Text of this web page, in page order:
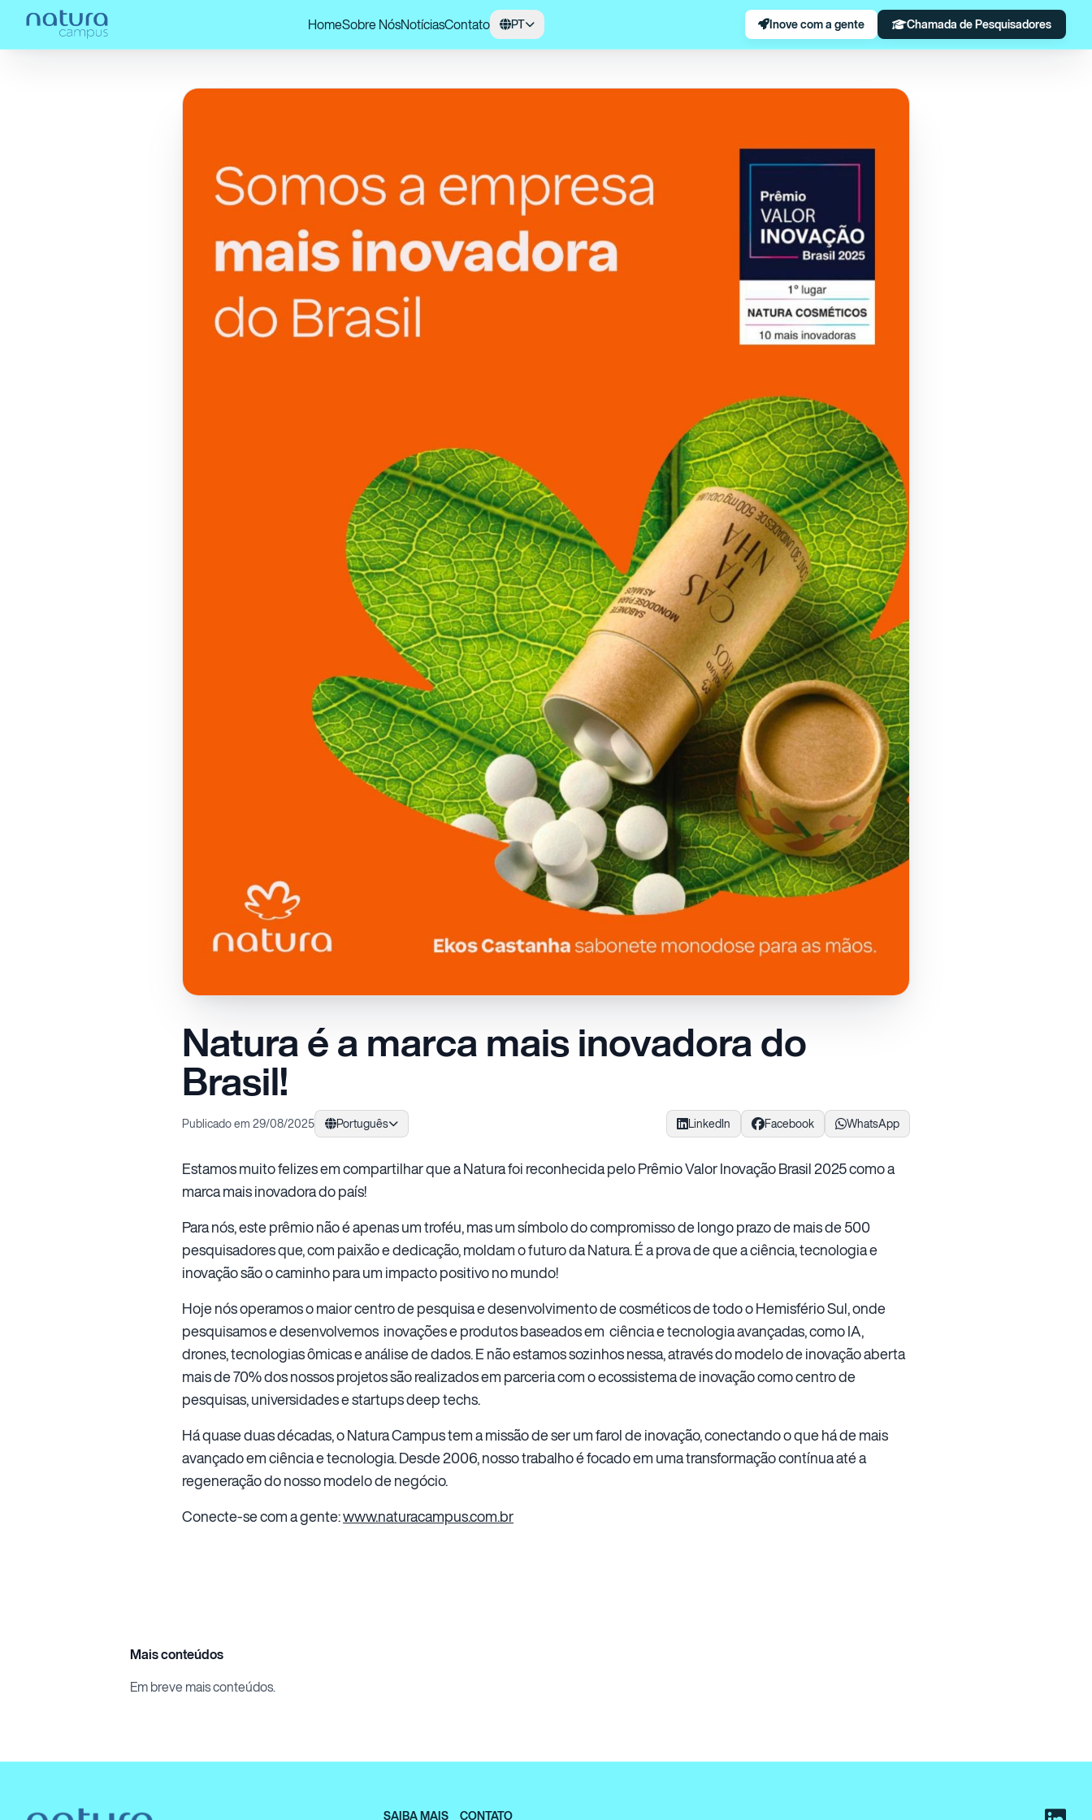
HomeSobre NósNotíciasContato PT Inove com a gente Chamada de Pesquisadores
Natura é a marca mais inovadora do
Brasil!
Publicado em 29/08/2025 Português LinkedIn Facebook WhatsApp
Estamos muito felizes em compartilhar que a Natura foi reconhecida pelo Prêmio Valor Inovação Brasil 2025 como a
marca mais inovadora do país!
Para nós, este prêmio não é apenas um troféu, mas um símbolo do compromisso de longo prazo de mais de 500
pesquisadores que, com paixão e dedicação, moldam o futuro da Natura. É a prova de que a ciência, tecnologia e
inovação são o caminho para um impacto positivo no mundo!
Hoje nós operamos o maior centro de pesquisa e desenvolvimento de cosméticos de todo o Hemisfério Sul, onde
pesquisamos e desenvolvemos inovações e produtos baseados em ciência e tecnologia avançadas, como IA,
drones, tecnologias ômicas e análise de dados. E não estamos sozinhos nessa, através do modelo de inovação aberta
mais de 70% dos nossos projetos são realizados em parceria com o ecossistema de inovação como centro de
pesquisas, universidades e startups deep techs.
Há quase duas décadas, o Natura Campus tem a missão de ser um farol de inovação, conectando o que há de mais
avançado em ciência e tecnologia. Desde 2006, nosso trabalho é focado em uma transformação contínua até a
regeneração do nosso modelo de negócio.
Conecte-se com a gente:www.naturacampus.com.br
Mais conteúdos
Em breve mais conteúdos.
SAIBA MAIS CONTATO